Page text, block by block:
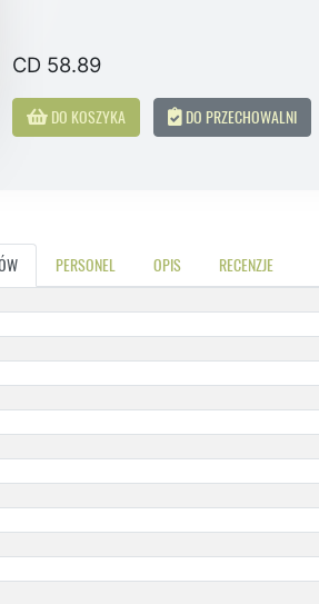
CD 58.89
DO KOSZYKA DO PRZECHOWALNI
PERSONEL OPIS RECENZJE